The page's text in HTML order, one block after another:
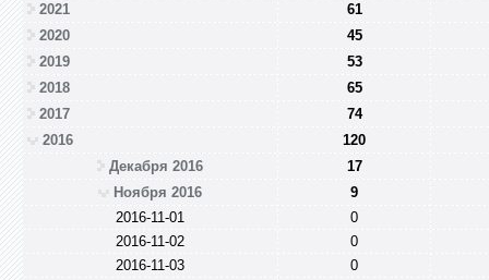
2021
61
2020
45
2019
53
2018
65
2017
74
2016
120
Декабря 2016
17
Ноября 2016
9
2016-11-01
0
2016-11-02
0
2016-11-03
0